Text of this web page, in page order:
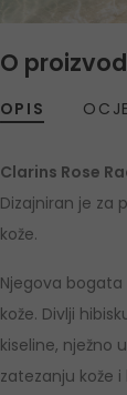
O
OPIS
Clarins Rose
Dizajniran je za
kože.
Njegova
kože. Divlji
kiseline, nježno
zatezanju kože